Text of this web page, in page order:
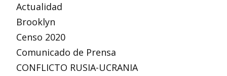
Actualidad
Brooklyn
Censo 2020
Comunicado de Prensa
CONFLICTO RUSIA-UCRANIA